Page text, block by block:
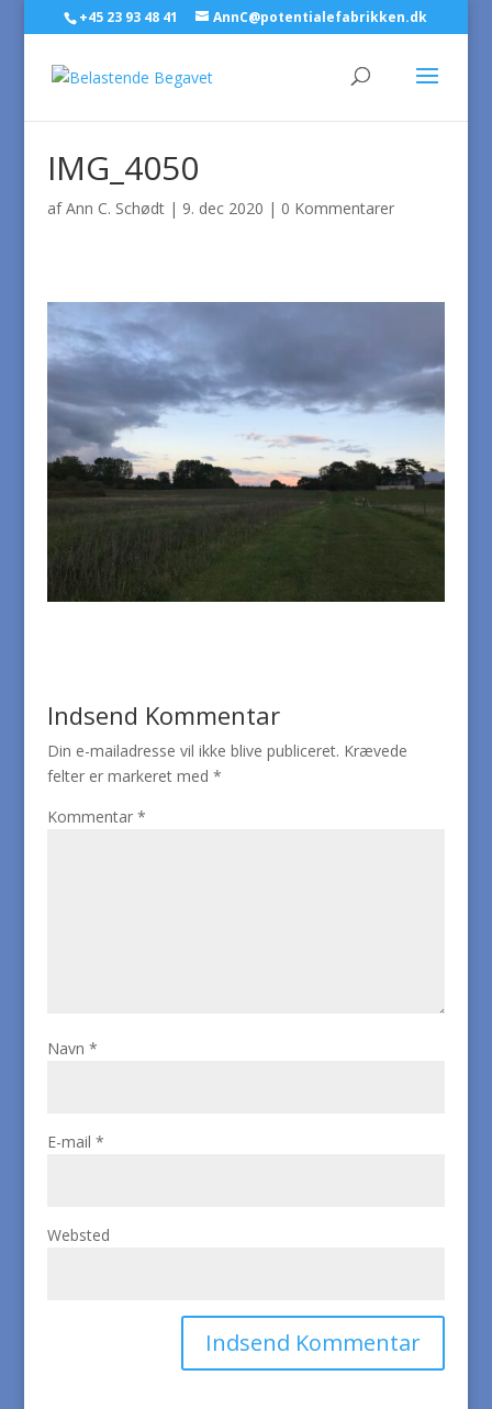
+45 23 93 48 41 AnnC@potentialefabrikken.dk
IMG_4050
afAnn C. Schødt| 9. dec 2020 | 0 Kommentarer
Indsend Kommentar
Din e-mailadresse vil ikke blive publiceret. Krævede
felter er markeret med *
Kommentar *
Navn *
E-mail *
Websted